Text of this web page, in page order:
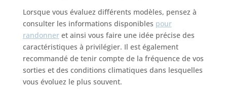
Lorsque vous évaluez différents modèles, pensez à
consulter les informations disponibles pour
randonneret ainsi vous faire une idée précise des
caractéristiques à privilégier. Il est également
recommandé de tenir compte de la fréquence de vos
sorties et des conditions climatiques dans lesquelles
vous évoluez le plus souvent.